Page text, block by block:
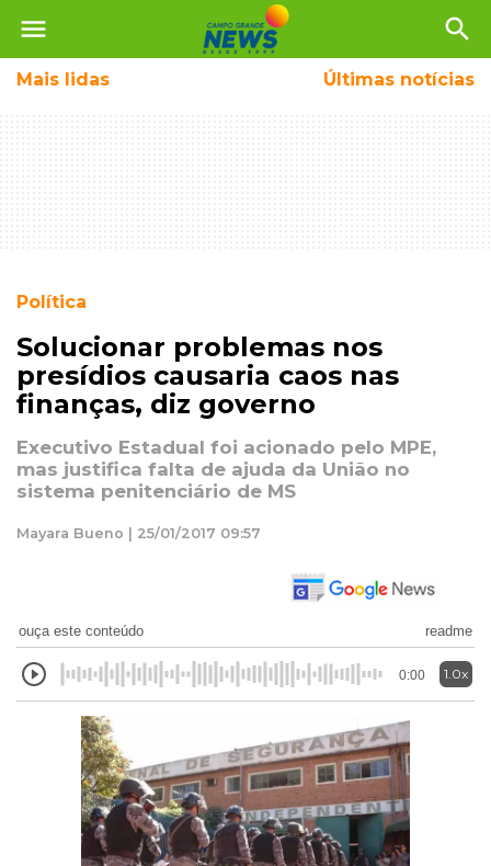
menu search
Mais lidas Últimas notícias
Política
Solucionar problemas nos
presídios causaria caos nas
finanças, diz governo
Executivo Estadual foi acionado pelo MPE,
mas justifica falta de ajuda da União no
sistema penitenciário de MS
Mayara Bueno | 25/01/2017 09:57
ouça este conteúdo readme
0:00 1.0x